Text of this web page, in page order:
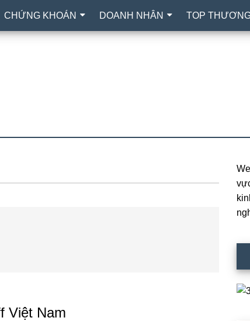
CHỨNG KHOÁN DOANH NHÂN TOP
Việt Nam